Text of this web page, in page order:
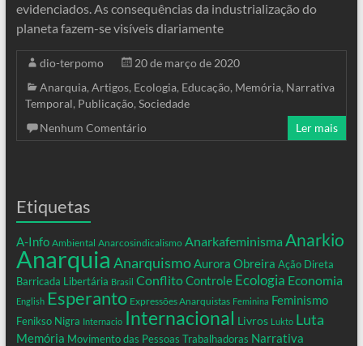
evidenciados. As consequências da industrialização do
planeta fazem-se visíveis diariamente
dio-terpomo
20 de março de 2020
Anarquia, Artigos, Ecologia, Educação, Memória, Narrativa
Temporal, Publicação, Sociedade
Nenhum Comentário
Ler mais
Etiquetas
A-Info Ambiental Anarcosindicalismo Anarkafeminisma Anarkio
Anarquia AnarquismoAurora Obreira Ação Direta
Barricada Libertária Brasil ConflitoControle Ecologia Economia
English Esperanto Expressões Anarquistas Feminina Feminismo
Fenikso Nigra Internacio Internacional Livros Lukto Luta
Memória Movimento das Pessoas Trabalhadoras Narrativa